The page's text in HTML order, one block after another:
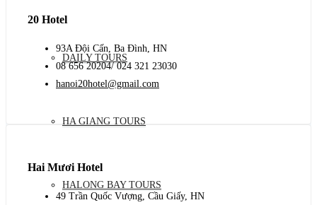
DAILY TOURS
HA GIANG TOURS
HALONG BAY TOURS
20 Hotel
93A Đội Cấn, Ba Đình, HN
08 656 20204/ 024 321 23030
hanoi20hotel@gmail.com
Hai Mươi Hotel
49 Trần Quốc Vượng, Cầu Giấy, HN